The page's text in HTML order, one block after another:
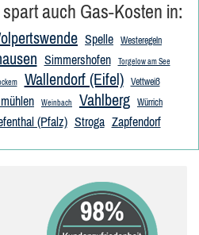
auch Gas-Kosten in:
Spelle Westeregeln
Simmershofen Torgelow am See
Wallendorf (Eifel) Vettweiß
Weinbach Vahlberg Würrich
(Pfalz) Stroga Zapfendorf